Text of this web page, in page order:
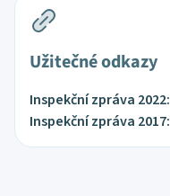
Užitečné odkazy
Inspekční zpráva 2022:
Inspekční zpráva 2017: